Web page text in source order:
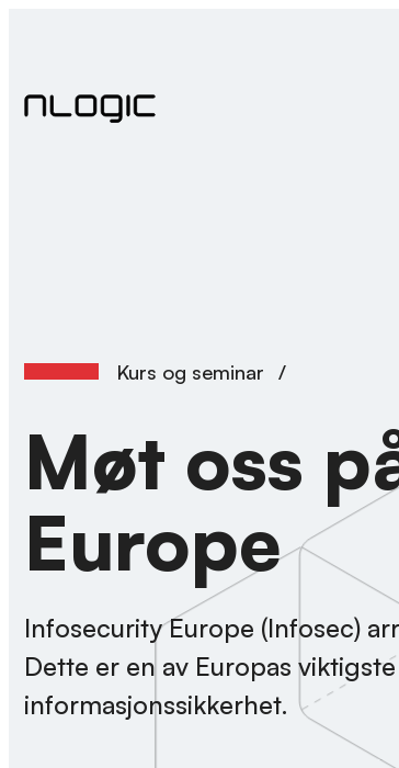
Kurs og seminar /
Møt oss
Europe
Infosecurity Europe (Infosec)
Dette er en av Europas
informasjonssikkerhet.